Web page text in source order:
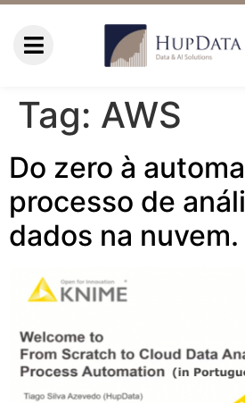
Tag: AWS
Do zero à
processo de
dados na nuvem.